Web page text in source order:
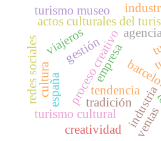
proceso creativoindustria
turismo cultural
actos culturales del
turismo museo
tendencia
gestiónempresa
españa
viajeros
redes sociales
creatividad ventas
cultura
tradición